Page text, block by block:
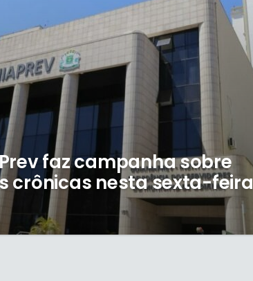
faz campanha sobre
crônicas nesta sexta-feira